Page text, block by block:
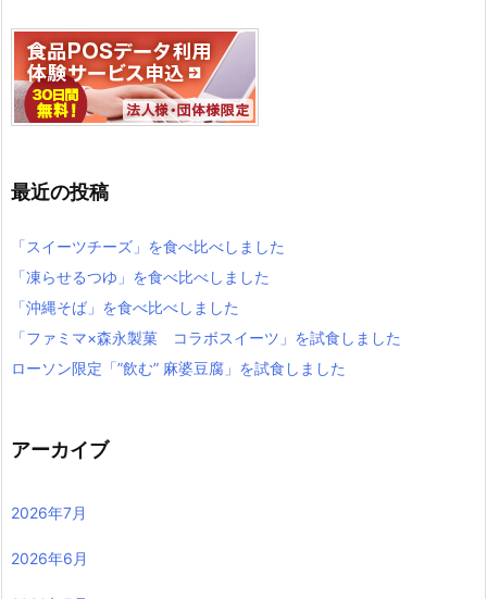
最近の投稿
「スイーツチーズ」を食べ比べしました
「凍らせるつゆ」を食べ比べしました
「沖縄そば」を食べ比べしました
「ファミマ×森永製菓 コラボスイーツ」を試食しました
ローソン限定「”飲む” 麻婆豆腐」を試食しました
アーカイブ
2026年7月
2026年6月